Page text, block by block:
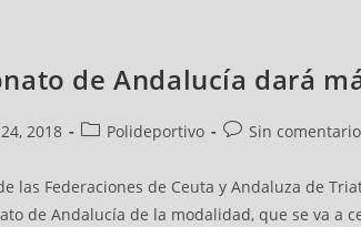
de Andalucía dará
2018 Polideportivo Sin
las Federaciones de Ceuta y Andaluza de
de Andalucía de la modalidad, que se va a